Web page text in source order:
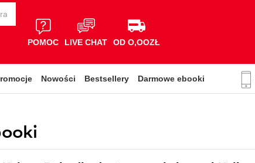
POMOC LIVE CHAT OD O,OOZŁ
Nowości Bestsellery Darmowe ebooki